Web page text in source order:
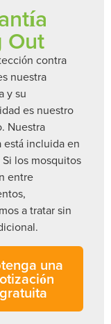
Out
contra
nuestra
y su
es nuestro
Nuestra
está incluida en
los mosquitos
entre
a tratar sin
una
gratuita